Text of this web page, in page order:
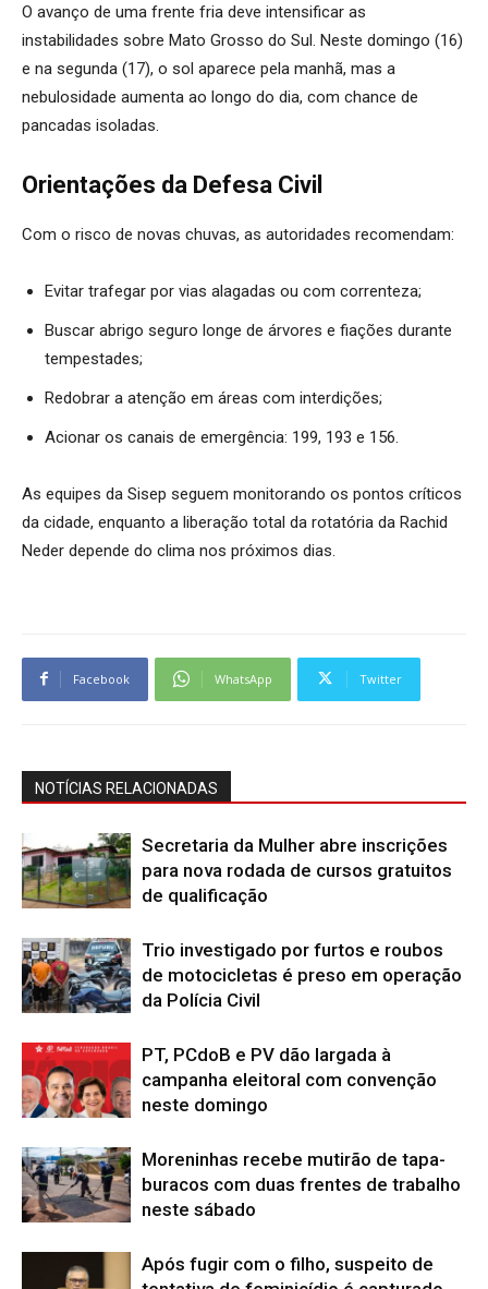
O avanço de uma frente fria deve intensificar as
instabilidades sobre Mato Grosso do Sul. Neste domingo (16)
e na segunda (17), o sol aparece pela manhã, mas a
nebulosidade aumenta ao longo do dia, com chance de
pancadas isoladas.
Orientações da Defesa Civil
Com o risco de novas chuvas, as autoridades recomendam:
Evitar trafegar por vias alagadas ou com correnteza;
Buscar abrigo seguro longe de árvores e fiações durante
tempestades;
Redobrar a atenção em áreas com interdições;
Acionar os canais de emergência: 199, 193 e 156.
As equipes da Sisep seguem monitorando os pontos críticos
da cidade, enquanto a liberação total da rotatória da Rachid
Neder depende do clima nos próximos dias.
Facebook WhatsApp Twitter
NOTÍCIAS RELACIONADAS
Secretaria da Mulher abre inscrições
para nova rodada de cursos gratuitos
de qualificação
Trio investigado por furtos e roubos
de motocicletas é preso em operação
da Polícia Civil
PT, PCdoB e PV dão largada à
campanha eleitoral com convenção
neste domingo
Moreninhas recebe mutirão de tapa-
buracos com duas frentes de trabalho
neste sábado
Após fugir com o filho, suspeito de